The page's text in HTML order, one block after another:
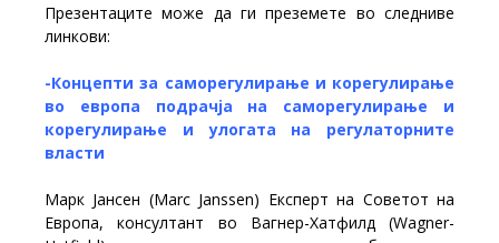
Презентаците може да ги преземете во следниве
линкови:
-Концепти за саморегулирање и корегулирање
во европа подрачја на саморегулирање и
корегулирање и улогата на регулаторните
власти
Марк Јансен (Marc Janssen) Експерт на Советот на
Европа, консултант во Вагнер-Хатфилд (Wagner-